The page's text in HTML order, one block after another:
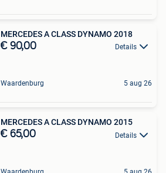
MERCEDES A CLASS DYNAMO 2018
€ 90,00 Details
Waardenburg 5 aug 26
MERCEDES A CLASS DYNAMO 2015
€ 65,00 Details